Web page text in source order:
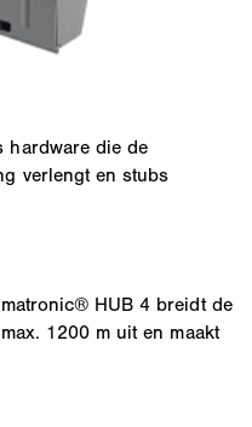
hardware die de
verlengt en stubs
HUB 4 breidt de
1200 m uit en maakt